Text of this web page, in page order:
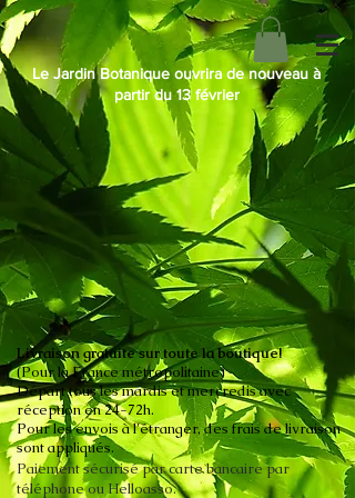
Le Jardin Botanique ouvrira de nouveau à
partir du 13 février
Livraison gratuite sur toute la boutique!
(Pour la France métropolitaine)
Départ tous les mardis et mercredis avec
réception en 24-72h.
Pour les envois à l'étranger, des frais de livraison
sont appliqués.
Paiement sécurisé par carte bancaire par
téléphone ou Helloasso.